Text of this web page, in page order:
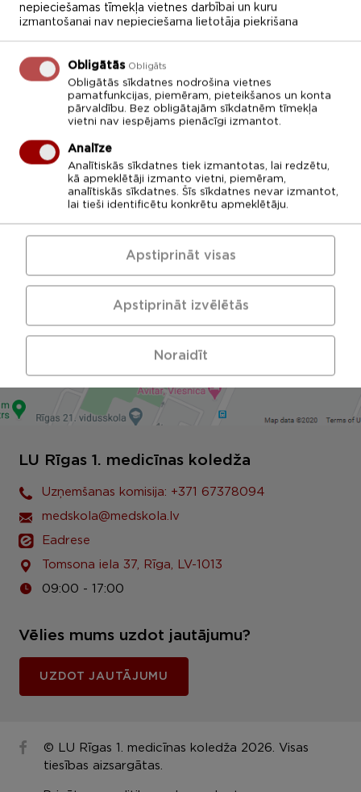
Veiksmi un izdošanos studijas uzsākot!
ATPAKAĻ
LU Rīgas 1. medicīnas koledža
Uzņemšanas komisija: +371 67378094
medskola@medskola.lv
Eadrese
Tomsona iela 37, Rīga, LV-1013
09:00 - 17:00
Vēlies mums uzdot jautājumu?
UZDOT JAUTĀJUMU
© LU Rīgas 1. medicīnas koledža 2026. Visas
tiesības aizsargātas.
nepieciešamas tīmekļa vietnes darbībai un kuru
izmantošanai nav nepieciešama lietotāja piekrišana
Obligātās Obligāts
Obligātās sīkdatnes nodrošina vietnes
pamatfunkcijas, piemēram, pieteikšanos un konta
pārvaldību. Bez obligātajām sīkdatnēm tīmekļa
vietni nav iespējams pienācīgi izmantot.
Analīze
Analītiskās sīkdatnes tiek izmantotas, lai redzētu,
kā apmeklētāji izmanto vietni, piemēram,
analītiskās sīkdatnes. Šīs sīkdatnes nevar izmantot,
lai tieši identificētu konkrētu apmeklētāju.
Noraidīt
Apstiprināt izvēlētās
Apstiprināt visas